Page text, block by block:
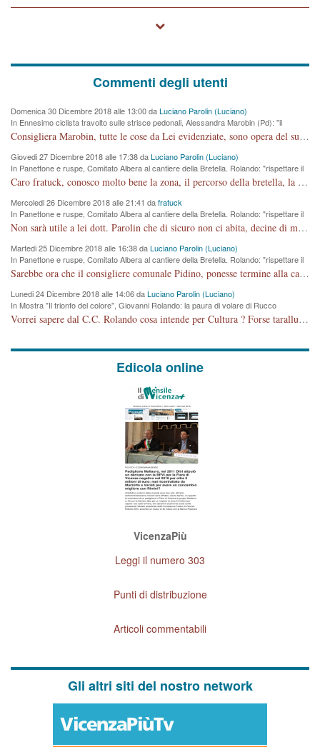
Commenti degli utenti
Domenica 30 Dicembre 2018 alle 13:00 daLuciano Parolin (Luciano)
In Ennesimo ciclista travolto sulle strisce pedonali, Alessandra Marobin (Pd): "il
Comune si svegli"
Consigliera Marobin, tutte le cose da Lei evidenziate, sono opera del suo ex Assessore e compagno di Partito Antonio Marco Dalla Pozza Assessore alla "progettazione" di piste ciclabili e altre porcherie. A lui manderei il conto da saldare per incidenti e danni alle persone. E' ora che "finiamola." Avete perso rassegnatevi. qui IL SINDACO RUCCO NON C'ENTRA PER NIENTE. CAPITO!!!!!!!! Amen.
Giovedi 27 Dicembre 2018 alle 17:38 daLuciano Parolin (Luciano)
In Panettone e ruspe, Comitato Albera al cantiere della Bretella. Rolando: "rispettare il
cronoprogramma"
Caro fratuck, conosco molto bene la zona, il percorso della bretella, la situazione dei cittadini, abito in Viale Trento. A partire dal 2003 ho partecipato al Comitato di Maddalene pro bretella, e a riunioni propositive per apportare modifiche al progetto. Numerose mie foto del territorio sono arrivate a Roma, altri miei interventi (non graditi dalla Sx) sono stati pubblicati dal GdV, assieme ad altri come Ciro Asproso, ora favorevole alla bretella. Ho partecipato alla raccolta firme per la chiusura della strada x 5 giorni eseguita dal Sindaco Hullwech per sforamento 180 Micro/g. Pertanto come impegno per la tematica sono apposto con la coscienza. Ora il Progetto è partito, fine! Voglio dire che la nuova Giunta "comunale" non c'entra più. L'opera sarà "malauguratamente" eseguita, ma non con il mio placet. Il Consigliere Comunale dovrebbe capire che la campagna elettorale è finita, con buona pace di tutti. Quello che invece dovrebbe interessare è la proprietà della strada, dall'uscita autostradale Ovest, sino alla Rotatoria dell'Albara, vi sono tre possessori: Autostrade SpA; La Provincia, il Comune. Come la mettiamo per il futuro ? I costi, da 50 sono saliti a 100 milioni di € come dire 20 milioni a KM (!) da non credere. Comunque si farà. Ma nessuno canti Vittoria, anzi meglio non farne un ulteriore fatto "partitico" per questioni elettorali o di seggio. Se mi manda la sua mail, sono disponibile ad inviare i documenti e le foto sopra descritte. Con ossequi, Luciano Parolin
Mercoledi 26 Dicembre 2018 alle 21:41 dafratuck
In Panettone e ruspe, Comitato Albera al cantiere della Bretella. Rolando: "rispettare il
cronoprogramma"
Non sarà utile a lei dott. Parolin che di sicuro non ci abita, decine di migliaia di TIR, automobili e padroncini che passano quotidianamente per una strada appena rotabile, non è più possibile stendere i panni, attraversare la strada senza rischiare la morte, le case stanno crepando, i tempi sono cambiati e la bretella non passerà assolutamente per maddalene (ma cosa sta a dire?!), dia invece responsabilità a chi ha costruito tagliando la strada che doveva invece terminare a isola vicentina e non al moracchino lasciando Motta di Costabissara ancora in panne di traffico. I tempi sono cambiati dottore e se l'anagrafe della vita stagna nell'essere umano impressioni conservatrici, la società non le considera perchè va avanti, si industrializza e ha bisogno di infrastrutture e di sviluppo. Ultima considerazione, se è geloso di Rolando perchè vede in lui solo campagne politiche mentre si difendono i SOLI diritti dei cittadini, la preghiamo faccia considerazioni più appropriate. Saluti e complimenti per i suoi scritti.
Martedi 25 Dicembre 2018 alle 16:38 daLuciano Parolin (Luciano)
In Panettone e ruspe, Comitato Albera al cantiere della Bretella. Rolando: "rispettare il
cronoprogramma"
Sarebbe ora che il consigliere comunale Pidino, ponesse termine alla campagna elettorale nel territorio del suo seggio Villaggio del Sole. La tiraca è iniziata, distruggerà 6 km di prateria ovest della città, ricca di fonti e sorgenti d'acqua. I cittadini di Maddalene non avranno più Pace la notte. Molta colpa per la costruzione di questa Strada è proprio del signor Rolando,dei suoi gazebo mobili e che vuol far passare questa opera VANDALICA come progetto "utile" a chi ? Non è cosa seria sig. Rolando!
Lunedi 24 Dicembre 2018 alle 14:06 daLuciano Parolin (Luciano)
In Mostra "Il trionfo del colore", Giovanni Rolando: la paura di volare di Rucco
Vorrei sapere dal C.C. Rolando cosa intende per Cultura ? Forse tarallucci, vino e sagre, o spaghetti tricolori del PD ? Il continuo (s)parlare della mostra a Palazzo Chiericati caro consigliere DANNEGGIA FORTEMENTE l'immagine della città TUTTA e fa deviare i consensi che in RUSSIA (badi bene ex U.R.S.S.) sono ECCELLENTI. A livello artistico l'evento è di alta Valenza culturale, COMPITO di Tutta la Cittadinanza fare il possibile per propagandare l'iniziativa senza farne UN CASO PARTITICO come fa Lei da sempre. Meno Gazebo + Partecipazione! E così sia. Amen.
Edicola online
VicenzaPiù
Leggi il numero 303
Punti di distribuzione
Articoli commentabili
Gli altri siti del nostro network